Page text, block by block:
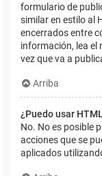
formulario de
similar en estilo al
encerrados entre
información, lea el
vez que va a
Arriba
¿Puedo usar
No. No es posible
acciones que se
aplicados